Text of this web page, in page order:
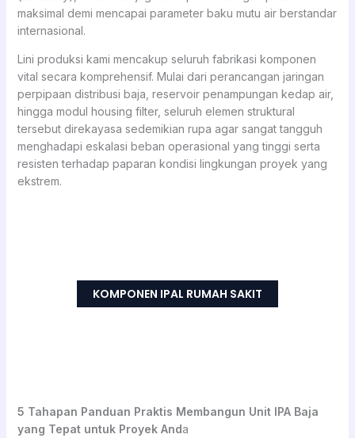
maksimal demi mencapai parameter baku mutu air berstandar
internasional.
Lini produksi kami mencakup seluruh fabrikasi komponen
vital secara komprehensif. Mulai dari perancangan jaringan
perpipaan distribusi baja, reservoir penampungan kedap air,
hingga modul housing filter, seluruh elemen struktural
tersebut direkayasa sedemikian rupa agar sangat tangguh
menghadapi eskalasi beban operasional yang tinggi serta
resisten terhadap paparan kondisi lingkungan proyek yang
ekstrem.
KOMPONEN IPAL RUMAH SAKIT
5 Tahapan Panduan Praktis Membangun Unit IPA Baja
yang Tepat untuk Proyek Anda